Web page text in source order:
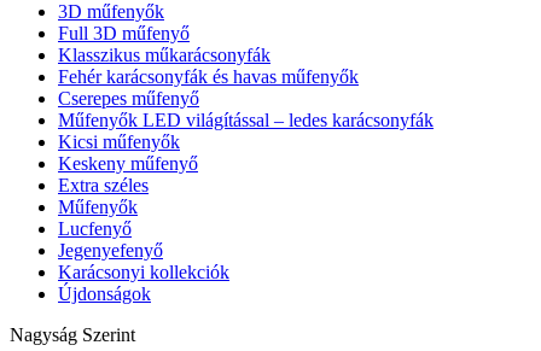
3D műfenyők
Full 3D műfenyő
Klasszikus műkarácsonyfák
Fehér karácsonyfák és havas műfenyők
Cserepes műfenyő
Műfenyők LED világítással – ledes karácsonyfák
Kicsi műfenyők
Keskeny műfenyő
Extra széles
Műfenyők
Lucfenyő
Jegenyefenyő
Karácsonyi kollekciók
Újdonságok
Nagyság Szerint